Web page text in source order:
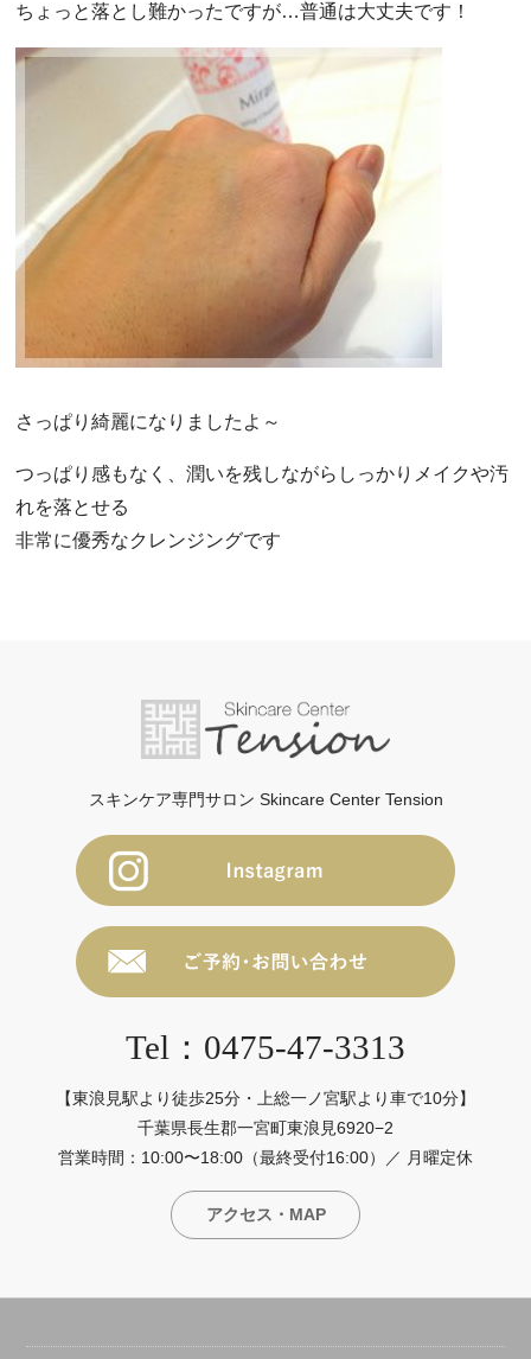
ちょっと落とし難かったですが…普通は大丈夫です！
さっぱり綺麗になりましたよ～
つっぱり感もなく、潤いを残しながらしっかりメイクや汚
れを落とせる
非常に優秀なクレンジングです
スキンケア専門サロン Skincare Center Tension
Tel：0475-47-3313
【東浪見駅より徒歩25分・上総一ノ宮駅より車で10分】
千葉県長生郡一宮町東浪見6920−2
営業時間：10:00〜18:00（最終受付16:00）／ 月曜定休
アクセス・MAP